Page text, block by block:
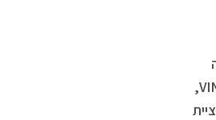
היוקרתית) – בעל קיבולת של 185 בקבוקים כשבחלק התחתון 17 בקבוקים, תואם לאפלקציית VINOTAG,